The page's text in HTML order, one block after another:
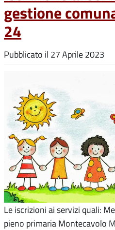
gestione
24
Pubblicato il 27 Aprile 2023
Le iscrizioni ai servizi quali:
pieno primaria Montecavolo